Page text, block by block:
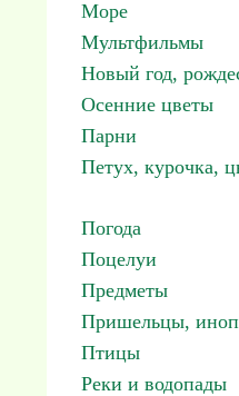
Море
Мультфильмы
Новый год,
Осенние цветы
Парни
Петух, курочка,
Погода
Поцелуи
Предметы
Пришельцы,
Птицы
Реки и водопады